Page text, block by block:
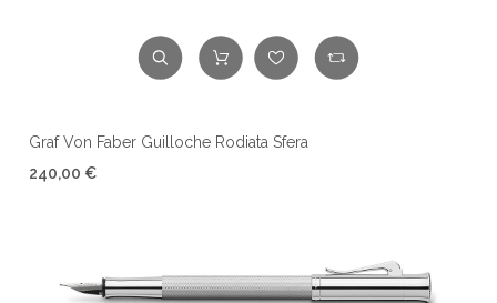
Graf Von Faber Guilloche Rodiata Sfera
240,00 €